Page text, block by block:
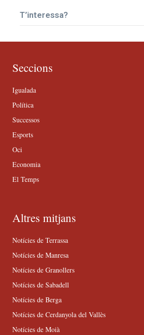
T’interessa?
Seccions
Igualada
Política
Successos
Esports
Oci
Economia
El Temps
Altres mitjans
Notícies de Terrassa
Notícies de Manresa
Notícies de Granollers
Notícies de Sabadell
Notícies de Berga
Notícies de Cerdanyola del Vallès
Notícies de Moià